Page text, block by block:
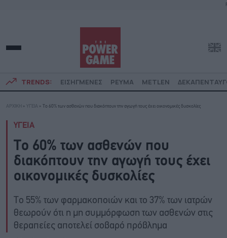
TRENDS: ΕΙΣΗΓΜΕΝΕΣ ΡΕΥΜΑ METLEN
ΑΡΧΙΚΗ » ΥΓΕΙΑ » Το 60% των ασθενών που διακόπτουν την αγωγή τους έχει οικονομικές δυσκολίες
ΥΓΕΙΑ
Το 60% των ασθενών που
διακόπτουν την αγωγή τους έχει
οικονομικές δυσκολίες
Το 55% των φαρμακοποιών και το 37% των ιατρών
θεωρούν ότι η μη συμμόρφωση των ασθενών στις
θεραπείες αποτελεί σοβαρό πρόβλημα